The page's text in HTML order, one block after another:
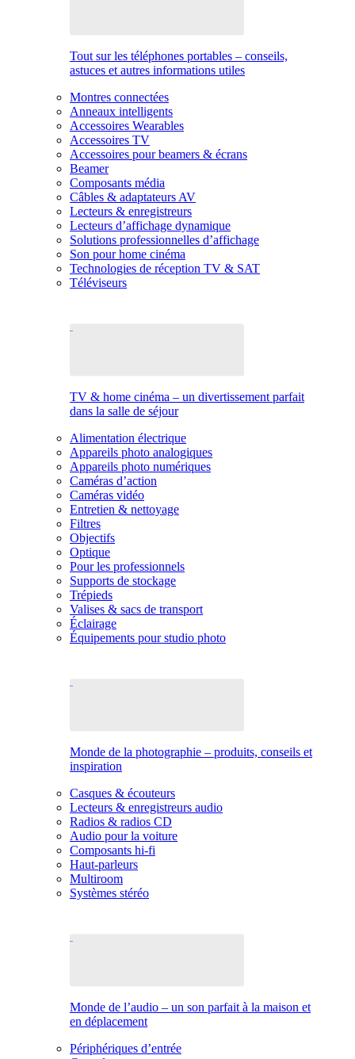
Tout sur les téléphones portables – conseils,
astuces et autres informations utiles
Montres connectées
Anneaux intelligents
Accessoires Wearables
Accessoires TV
Accessoires pour beamers & écrans
Beamer
Composants média
Câbles & adaptateurs AV
Lecteurs & enregistreurs
Lecteurs d’affichage dynamique
Solutions professionnelles d’affichage
Son pour home cinéma
Technologies de réception TV & SAT
Téléviseurs
TV & home cinéma – un divertissement parfait
dans la salle de séjour
Alimentation électrique
Appareils photo analogiques
Appareils photo numériques
Caméras d’action
Caméras vidéo
Entretien & nettoyage
Filtres
Objectifs
Optique
Pour les professionnels
Supports de stockage
Trépieds
Valises & sacs de transport
Éclairage
Équipements pour studio photo
Monde de la photographie – produits, conseils et
inspiration
Casques & écouteurs
Lecteurs & enregistreurs audio
Radios & radios CD
Audio pour la voiture
Composants hi-fi
Haut-parleurs
Multiroom
Systèmes stéréo
Monde de l’audio – un son parfait à la maison et
en déplacement
Périphériques d’entrée